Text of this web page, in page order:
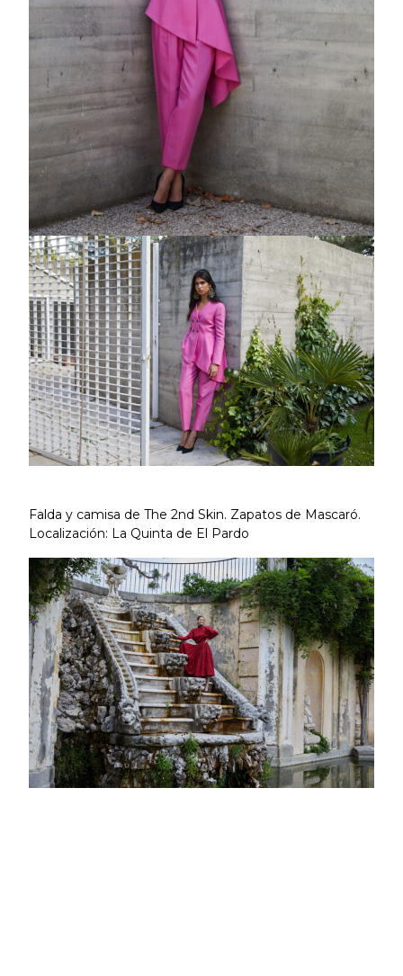
Falda y camisa de The 2nd Skin. Zapatos de Mascaró.
Localización: La Quinta de El Pardo